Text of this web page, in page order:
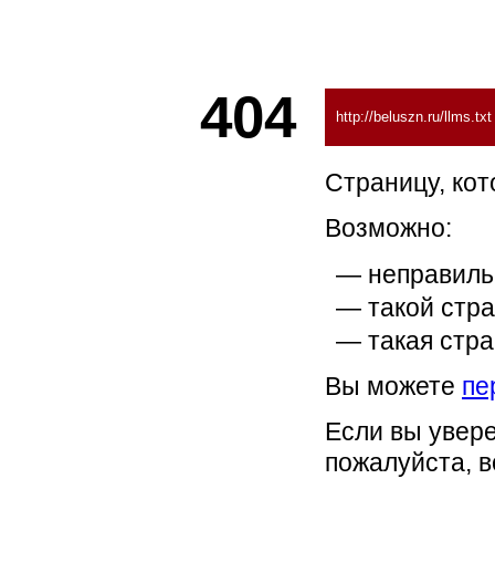
404 http://beluszn.ru/llms.txt
Страницу,
Возможно:
такой
такая
Вы можете
Если вы
пожалуйста,